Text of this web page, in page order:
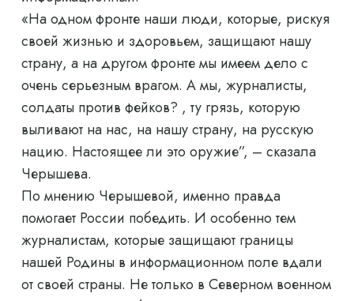
«На одном фронте наши люди, которые, рискуя
своей жизнью и здоровьем, защищают нашу
страну, а на другом фронте мы имеем дело с
очень серьезным врагом. А мы, журналисты,
солдаты против фейков? , ту грязь, которую
выливают на нас, на нашу страну, на русскую
нацию. Настоящее ли это оружие”, – сказала
Черышева.
По мнению Черышевой, именно правда
помогает России победить. И особенно тем
журналистам, которые защищают границы
нашей Родины в информационном поле вдали
от своей страны. Не только в Северном военном